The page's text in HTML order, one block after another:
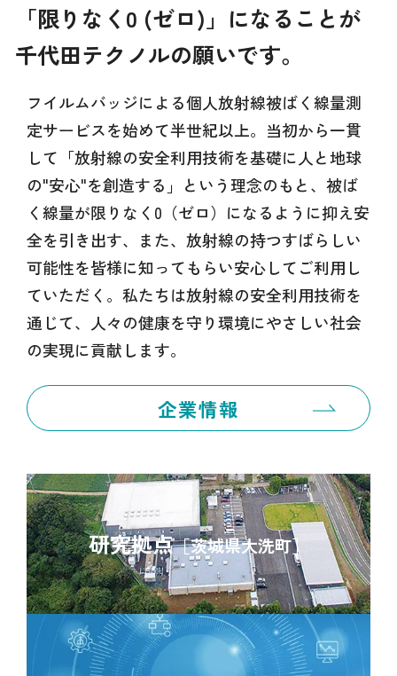
「限りなく0 (ゼロ)」になることが
千代田テクノルの願いです。
フイルムバッジによる個人放射線被ばく線量測
定サービスを始めて半世紀以上。当初から一貫
して「放射線の安全利用技術を基礎に人と地球
の"安心"を創造する」という理念のもと、被ば
く線量が限りなく0（ゼロ）になるように抑え安
全を引き出す、また、放射線の持つすばらしい
可能性を皆様に知ってもらい安心してご利用し
ていただく。私たちは放射線の安全利用技術を
通じて、人々の健康を守り環境にやさしい社会
の実現に貢献します。
企業情報
研究拠点［茨城県大洗町］